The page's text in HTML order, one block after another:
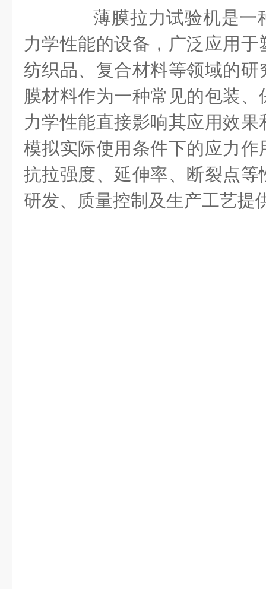
薄膜拉力试验机是一
力学性能的设备，广泛应用
纺织品、复合材料等领域的
膜材料作为一种常见的包装
力学性能直接影响其应用效
模拟实际使用条件下的应力
抗拉强度、延伸率、断裂点
研发、质量控制及生产工艺提